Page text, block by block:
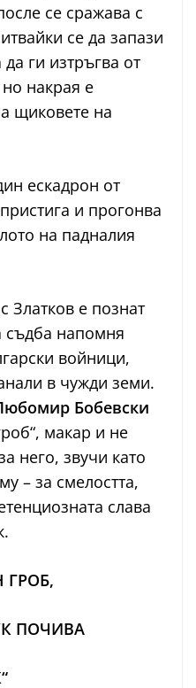
се сражава с
се да запази
ги изтръгва от
накрая е
щиковете на
ескадрон от
и прогонва
на падналия
Златков е познат
съдба напомня
войници,
в чужди земи.
Бобевски
макар и не
него, звучи като
– за смелостта,
слава
ГРОБ,
ПОЧИВА